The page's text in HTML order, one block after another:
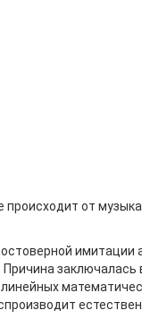
от
имитации
заключалась